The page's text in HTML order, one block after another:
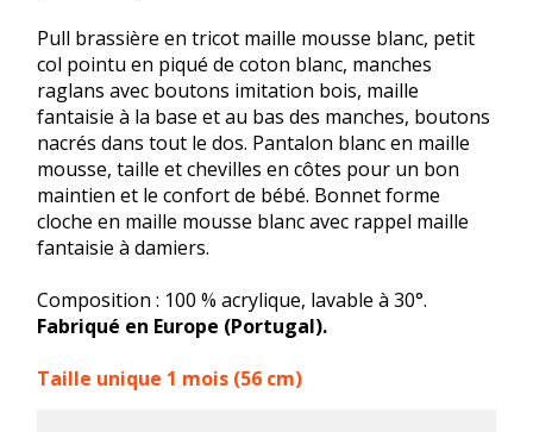
Pull brassière en tricot maille mousse blanc, petit
col pointu en piqué de coton blanc, manches
raglans avec boutons imitation bois, maille
fantaisie à la base et au bas des manches, boutons
nacrés dans tout le dos. Pantalon blanc en maille
mousse, taille et chevilles en côtes pour un bon
maintien et le confort de bébé. Bonnet forme
cloche en maille mousse blanc avec rappel maille
fantaisie à damiers.
Composition : 100 % acrylique, lavable à 30°.
Fabriqué en Europe (Portugal).
Taille unique 1 mois (56 cm)